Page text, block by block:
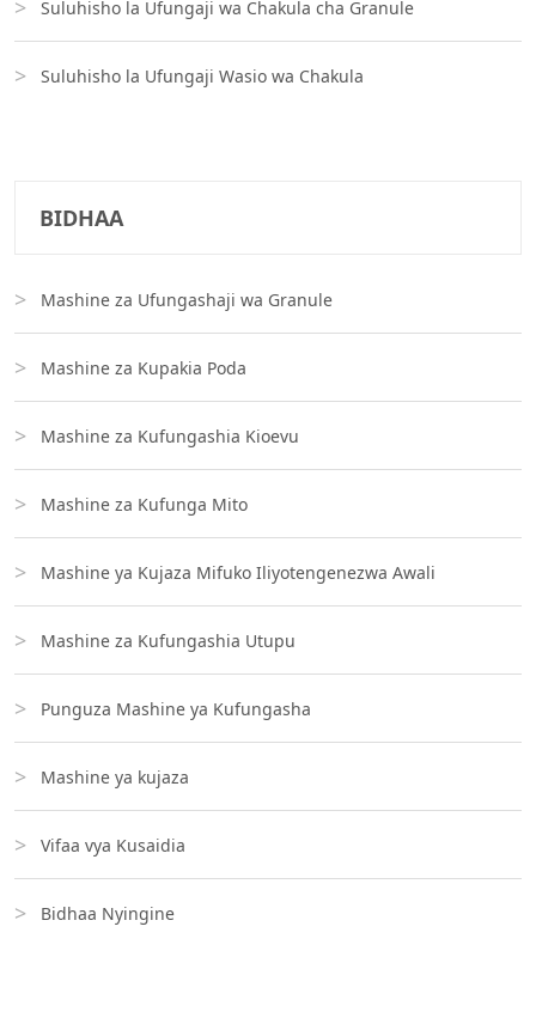
Suluhisho la Ufungaji wa Chakula cha Granule
Suluhisho la Ufungaji Wasio wa Chakula
BIDHAA
Mashine za Ufungashaji wa Granule
Mashine za Kupakia Poda
Mashine za Kufungashia Kioevu
Mashine za Kufunga Mito
Mashine ya Kujaza Mifuko Iliyotengenezwa Awali
Mashine za Kufungashia Utupu
Punguza Mashine ya Kufungasha
Mashine ya kujaza
Vifaa vya Kusaidia
Bidhaa Nyingine